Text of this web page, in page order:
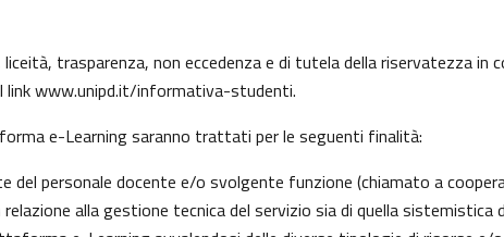
trasparenza, non eccedenza e di tutela della riservatezza in
linkwww.unipd.it/informativa-studenti.
e-Learning saranno trattati per le seguenti finalità:
personale docente e/o svolgente funzione (chiamato a
alla gestione tecnica del servizio sia di quella sistemistica